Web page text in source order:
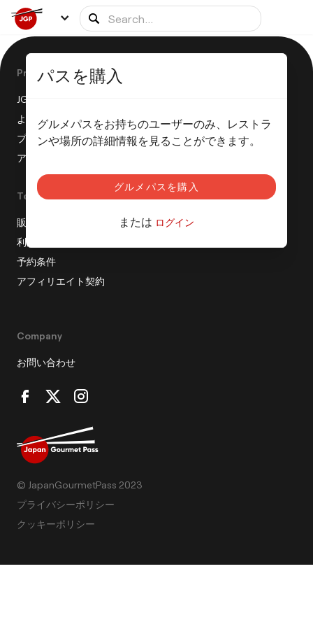
パスを購入
グルメパスをお持ちのユーザーのみ、レストラ
ンや場所の詳細情報を見ることができます。
グルメパスを購入
または ログイン
Product
JGPはどのように機能しますか？
よくある質問
プレスリリース
アフィリエイトプログラム
Terms
販売条件
利用規約
予約条件
アフィリエイト契約
Company
お問い合わせ
© JapanGourmetPass 2023
プライバシーポリシー
クッキーポリシー